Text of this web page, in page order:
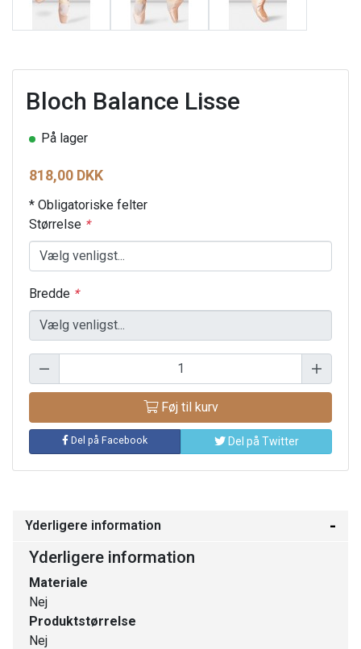
Bloch Balance Lisse
På lager
818,00 DKK
* Obligatoriske felter
Størrelse *
Bredde *
Føj til kurv
Del på Facebook Del på Twitter
Yderligere information
Yderligere information
Materiale
Nej
Produktstørrelse
Nej